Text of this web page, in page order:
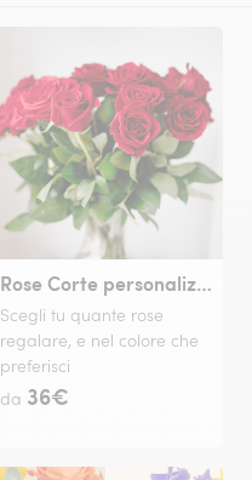
Rose Corte personalizzabili
Scegli tu quante rose
regalare, e nel colore che
preferisci
da 36€